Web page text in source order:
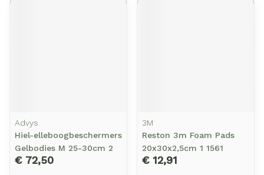
Advys
Hiel-elleboogbeschermers
Gelbodies M 25-30cm 2
€ 72,50
3M
Reston 3m Foam Pads
20x30x2,5cm 1 1561
€ 12,91